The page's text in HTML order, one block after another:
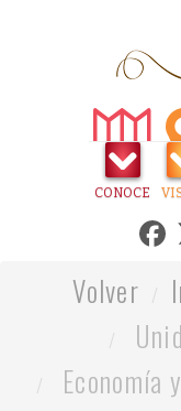
CONOCE
Volver
Economía